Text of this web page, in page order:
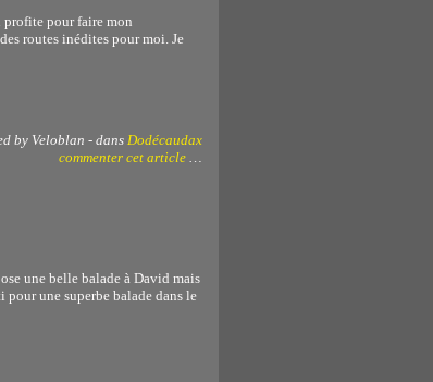
profite pour faire mon
routes inédites pour moi. Je
by Veloblan - dans Dodécaudax
commenter cet article …
une belle balade à David mais
pour une superbe balade dans le